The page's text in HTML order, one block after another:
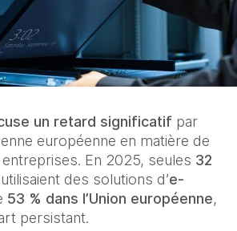
un retard significatif par
européenne en matière de
En 2025, seules 32
utilisaient des solutions d’e-
53 % dans l’Union européenne,
persistant.